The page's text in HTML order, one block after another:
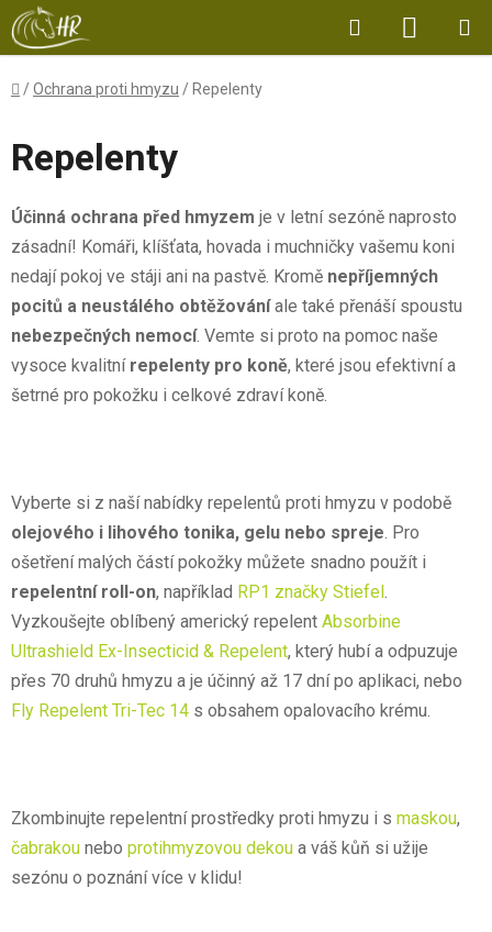
Přejít
na
obsah
Hledat
KOŠÍK
Domů
/Ochrana proti hmyzu / Repelenty
Repelenty
Účinná ochrana před hmyzem je v letní sezóně naprosto
zásadní! Komáři, klíšťata, hovada i muchničky vašemu koni
nedají pokoj ve stáji ani na pastvě. Kromě nepříjemných
pocitů a neustálého obtěžováníale také přenáší spoustu
nebezpečných nemocí. Vemte si proto na pomoc naše
vysoce kvalitní repelenty pro koně, které jsou efektivní a
šetrné pro pokožku i celkové zdraví koně.
Vyberte si z naší nabídky repelentů proti hmyzu v podobě
olejového i lihového tonika, gelu nebo spreje. Pro
ošetření malých částí pokožky můžete snadno použít i
repelentní roll-on, například RP1 značky Stiefel .
Vyzkoušejte oblíbený americký repelent Absorbine
Ultrashield Ex-Insecticid & Repelent, který hubí a odpuzuje
přes 70 druhů hmyzu a je účinný až 17 dní po aplikaci, nebo
Fly Repelent Tri-Tec 14 s obsahem opalovacího krému.
Zkombinujte repelentní prostředky proti hmyzu i s maskou,
čabrakou nebo protihmyzovou dekou a váš kůň si užije
sezónu o poznání více v klidu!